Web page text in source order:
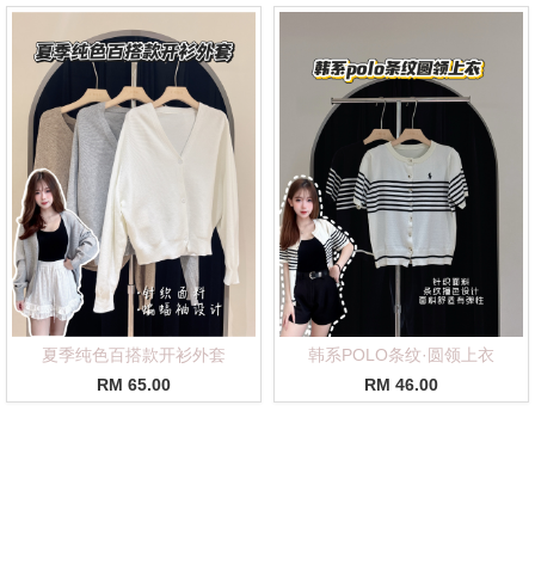
夏季纯色百搭款开衫外套
RM 65.00
韩系POLO条纹·圆领上衣
RM 46.00